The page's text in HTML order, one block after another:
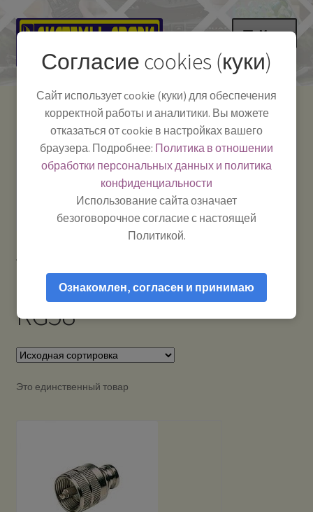
Перейти
навигации
Перейти
содержимому
Меню
Как пользоваться
Полезная информация
Мой аккаунт
Системы Связи:
г. Красноярск, ул.
Работаем:Пн-Пт:
10:00–18:00
-
Телефон:+7-
391-249-1040
Тел.|WA|Telegram:
+79029904090
RG58
Это единственный товар
Согласие cookies (куки)
Сайт использует cookie (куки) для обеспечения
корректной работы и аналитики. Вы можете
отказаться от cookie в настройках вашего
браузера. Подробнее: Политика в отношении
обработки персональных данных и политика
конфиденциальности
Использование сайта означает
безоговорочное согласие с настоящей
Политикой.
Ознакомлен, согласен и принимаю